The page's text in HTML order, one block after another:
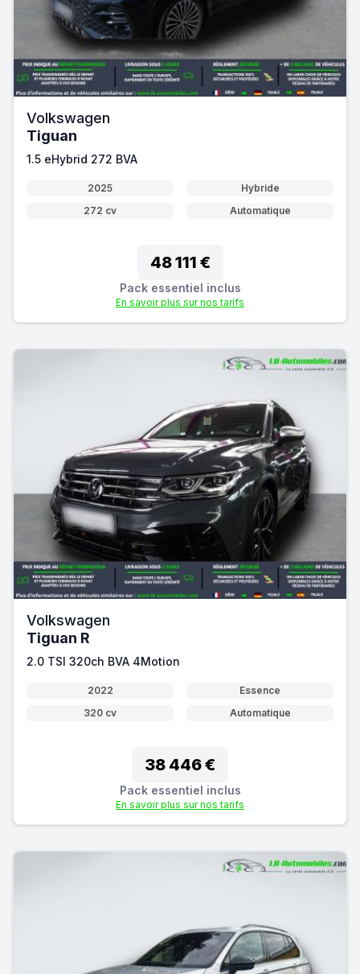
Volkswagen
Tiguan
1.5 eHybrid 272 BVA
2025
Hybride
272 cv
Automatique
48 111 €
Pack essentiel inclus
En savoir plus sur nos tarifs
Volkswagen
Tiguan R
2.0 TSI 320ch BVA 4Motion
2022
Essence
320 cv
Automatique
38 446 €
Pack essentiel inclus
En savoir plus sur nos tarifs